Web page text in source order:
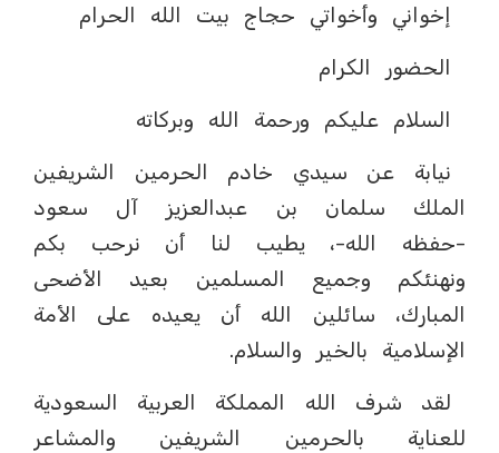
إخواني وأخواتي حجاج بيت الله الحرام
الحضور الكرام
السلام عليكم ورحمة الله وبركاته
نيابة عن سيدي خادم الحرمين الشريفين
الملك سلمان بن عبدالعزيز آل سعود
-حفظه الله-، يطيب لنا أن نرحب بكم
ونهنئكم وجميع المسلمين بعيد الأضحى
المبارك، سائلين الله أن يعيده على الأمة
الإسلامية بالخير والسلام.
لقد شرف الله المملكة العربية السعودية
للعناية بالحرمين الشريفين والمشاعر